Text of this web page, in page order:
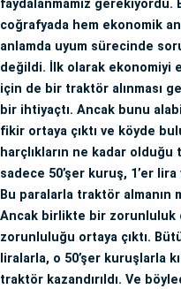
faydalanmamız
coğrafyada hem ekonomik
anlamda uyum sürecinde
değildi. İlk olarak ekonomiyi
için de bir traktör alınması
bir ihtiyaçtı. Ancak bunu
fikir ortaya çıktı ve köyde
harçlıkların ne kadar
sadece 50’şer kuruş, 1’er
Bu paralarla traktör almanın
Ancak birlikte bir zorunluluk
zorunluluğu ortaya çıktı.
liralarla, o 50’şer kuruşlarla
traktör kazandırıldı. Ve